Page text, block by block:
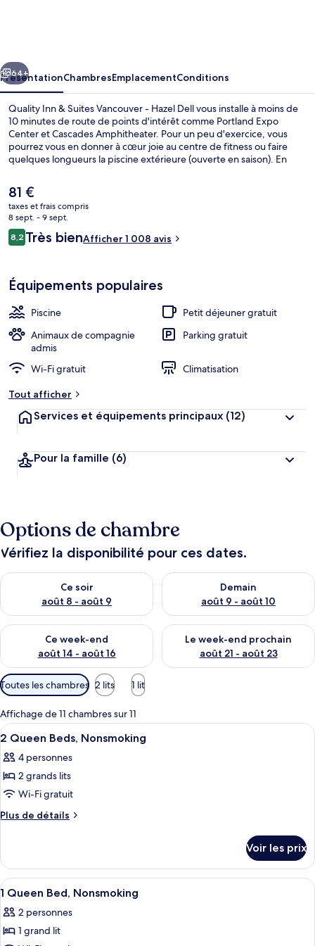
Vancouver
-
Hazel
Dell
Suivant
64+
PrésentationChambresEmplacementConditions
Quality Inn & Suites Vancouver - Hazel Dell vous installe à moins de
10 minutes de route de points d'intérêt comme Portland Expo
Center et Cascades Amphitheater. Pour un peu d'exercice, vous
pourrez vous en donner à cœur joie au centre de fitness ou faire
quelques longueurs la piscine extérieure (ouverte en saison). En
des sites comme Site Historique National Fort de Vancouver et
Washington State University Vancouver. Les autres voyageurs
adorent le personnel attentionné.
Le
prix
actuel
est
de
81 €
taxes et frais compris
8 sept. - 9 sept.
Avis
voyageurs
8,28,2 sur 10
Très bienAfficher 1 008 avis
Équipements populaires
Piscine
Petit déjeuner gratuit
Animaux de compagnie
admis
Parking gratuit
Wi-Fi gratuit
Climatisation
Tout afficher
Services et équipements principaux (12)
Pour la famille (6)
Options de chambre
Vérifiez la disponibilité pour ces dates.
Ce soir
août 8 - août 9
Vérifier la disponibilité pour ce soir août 8 - août 9
Demain
août 9 - août 10
Vérifier la disponibilité pour
Ce week-end
août 14 - août 16
Vérifier la disponibilité pour ce week-end août 14 - août 16
Le week-end prochain
août 21 - août 23
Vérifier la disponibilité pour
Filtres
disponibles
pour
les
chambres
Toutes les chambres 2 lits 1 lit
Affichage de 11 chambres sur 11
Afficher
toutes
les
photos
pour
ce
chambre :
2
Queen
Beds,
Nonsmoking
Une chambre d’hôtel avec deux lits,
6
2 Queen Beds, Nonsmoking
4 personnes
2 grands lits
Wi-Fi gratuit
Plus de détails
Plus
le
type
de
2
Queen
Voir les prix
Afficher
toutes
les
photos
Une chambre d’hôtel équipée d’un
5
1 Queen Bed, Nonsmoking
2 personnes
1 grand lit